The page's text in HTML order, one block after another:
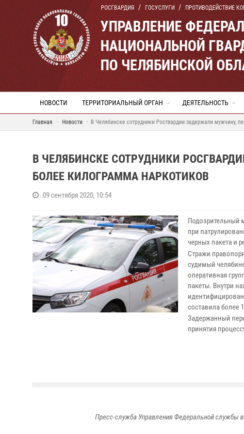
РОСГВАРДИЯ ГОСУСЛУГИ ПРОТИВОДЕЙСТВИЕ
УПРАВЛЕНИЕ
НАЦИОНАЛЬНОЙ
ПО ЧЕЛЯБИНСКОЙ
НОВОСТИ ТЕРРИТОРИАЛЬНЫЙ ОРГАН ДЕЯТЕЛЬНОСТЬ
Главная Новости В Челябинске сотрудники Росгвардии задержали мужчину,
В ЧЕЛЯБИНСКЕ СОТРУДНИКИ
БОЛЕЕ КИЛОГРАММА НАРКОТИКОВ
09 сентября 2020, 10:54
Подозрительный
при
черных пакета и
Стражи
судимый
оперативная
пакеты. Внутри
составила более
Задержанный
принятия
Пресс-служба Управления Федеральной службы